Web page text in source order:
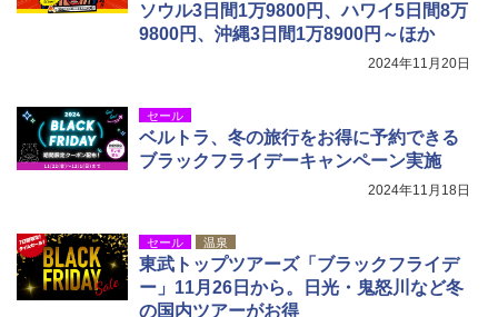
ソウル3日間1万9800円、ハワイ5日間8万
9800円、沖縄3日間1万8900円～ほか
2024年11月20日
セール
ベルトラ、冬の旅行をお得に予約できる
ブラックフライデーキャンペーン実施
2024年11月18日
セール 温泉
東武トップツアーズ「ブラックフライデ
ー」11月26日から。日光・鬼怒川など冬
の国内ツアーがお得